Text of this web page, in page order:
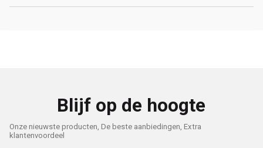
Blijf op de hoogte
Onze nieuwste producten, De beste aanbiedingen, Extra
klantenvoordeel